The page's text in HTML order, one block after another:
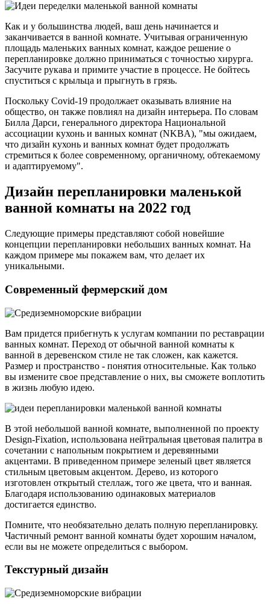
Как и у большинства людей, ваш день начинается и
заканчивается в ванной комнате. Учитывая ограниченную
площадь маленьких ванных комнат, каждое решение о
перепланировке должно приниматься с точностью хирурга.
Засучите рукава и примите участие в процессе. Не бойтесь
спуститься с крыльца и прыгнуть в грязь.
Поскольку Covid-19 продолжает оказывать влияние на
общество, он также повлиял на дизайн интерьера. По словам
Билла Дарси, генерального директора Национальной
ассоциации кухонь и ванных комнат (NKBA), "мы ожидаем,
что дизайн кухонь и ванных комнат будет продолжать
стремиться к более современному, органичному, обтекаемому
и адаптируемому".
Дизайн перепланировки маленькой
ванной комнаты на 2022 год
Следующие примеры представляют собой новейшие
концепции перепланировки небольших ванных комнат. На
каждом примере мы покажем вам, что делает их
уникальными.
Современный фермерский дом
Вам придется прибегнуть к услугам компании по реставрации
ванных комнат. Переход от обычной ванной комнаты к
ванной в деревенском стиле не так сложен, как кажется.
Размер и пространство - понятия относительные. Как только
вы измените свое представление о них, вы сможете воплотить
в жизнь любую идею.
В этой небольшой ванной комнате, выполненной по проекту
Design-Fixation, использована нейтральная цветовая палитра в
сочетании с напольным покрытием и деревянными
акцентами. В приведенном примере зеленый цвет является
стильным цветовым акцентом. Дерево, из которого
изготовлен открытый стеллаж, того же цвета, что и ванная.
Благодаря использованию одинаковых материалов
достигается единство.
Помните, что необязательно делать полную перепланировку.
Частичный ремонт ванной комнаты будет хорошим началом,
если вы не можете определиться с выбором.
Текстурный дизайн